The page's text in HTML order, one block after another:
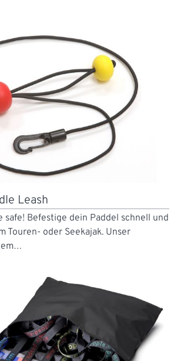
Leash
safe! Befestige dein Paddel schnell und
Touren- oder Seekajak. Unser